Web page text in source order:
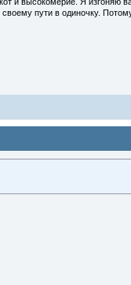
пути в одиночку.